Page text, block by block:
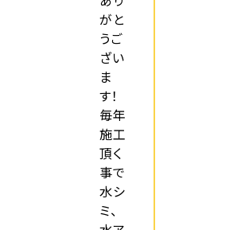
がと
うご
ざい
ま
す！
毎年
施工
頂く
事で
水シ
ミ、